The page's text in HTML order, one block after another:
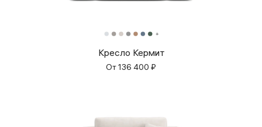
Кресло Кермит
От136 400 ₽